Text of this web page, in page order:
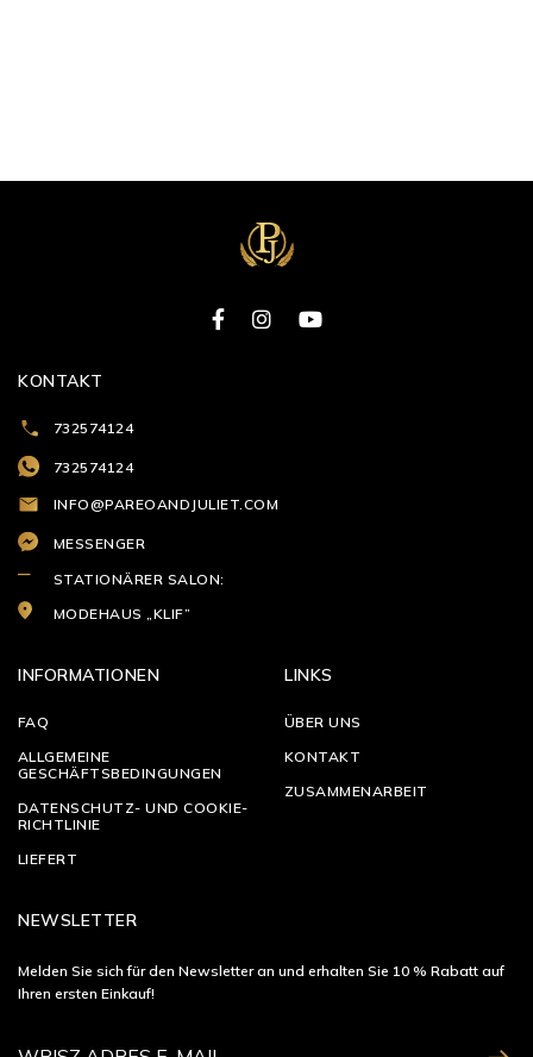
KONTAKT
732574124
732574124
INFO@PAREOANDJULIET.COM
MESSENGER
STATIONÄRER SALON:
MODEHAUS „KLIF”
INFORMATIONEN
FAQ
ALLGEMEINE
GESCHÄFTSBEDINGUNGEN
DATENSCHUTZ- UND COOKIE-
RICHTLINIE
LIEFERT
LINKS
ÜBER UNS
KONTAKT
ZUSAMMENARBEIT
NEWSLETTER
Melden Sie sich für den Newsletter an und erhalten Sie 10 % Rabatt auf
Ihren ersten Einkauf!